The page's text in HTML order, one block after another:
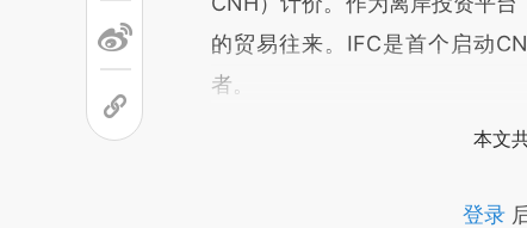
的贸易往来。IFC是首个启动
者。
本文
登录